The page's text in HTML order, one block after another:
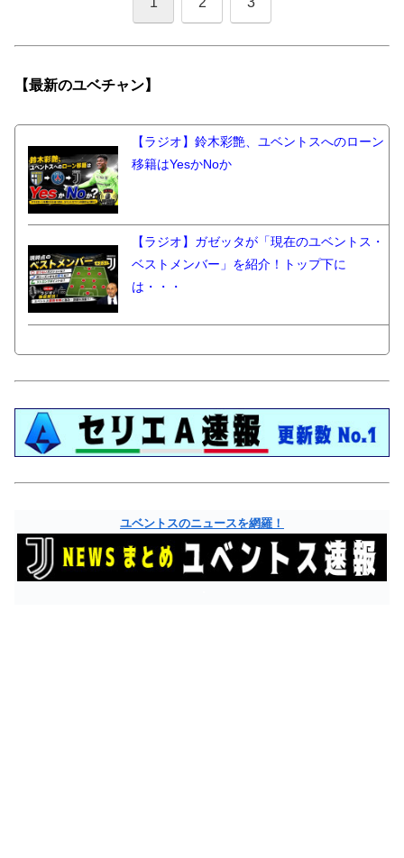
【最新のユベチャン】
【ラジオ】鈴木彩艶、ユベントスへのローン
移籍はYesかNoか
【ラジオ】ガゼッタが「現在のユベントス・
ベストメンバー」を紹介！トップ下に
は・・・
ユベントスのニュースを網羅！